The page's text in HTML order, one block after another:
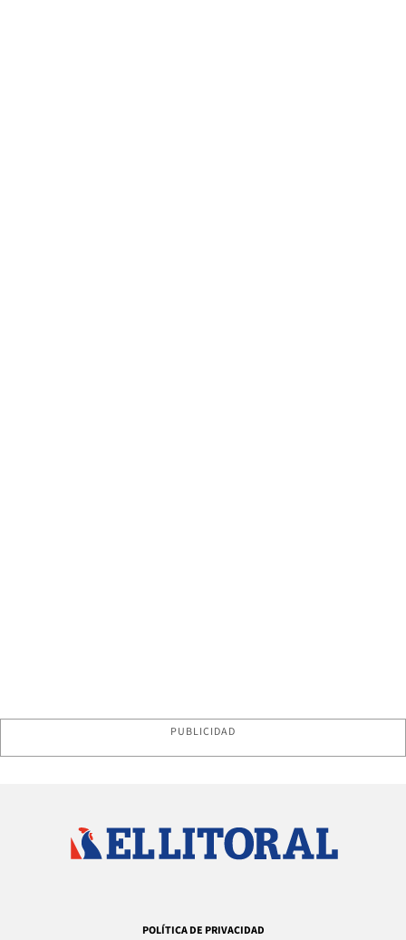
PUBLICIDAD
POLÍTICA DE PRIVACIDAD